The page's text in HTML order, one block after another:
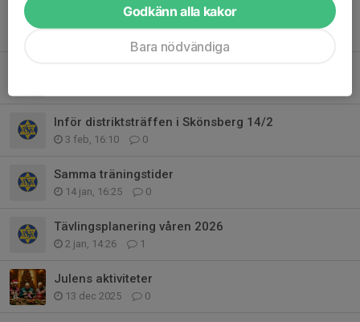
Wasacupen och vårens sista tävlingar.
Inför distriktsträffen i Skönsberg 14/2
3 feb, 16:10 0
Samma träningstider
14 jan, 16:25 0
Tävlingsplanering våren 2026
2 jan, 14:26 1
Julens aktiviteter
13 dec 2025 0
Godkänn alla kakor
Bara nödvändiga